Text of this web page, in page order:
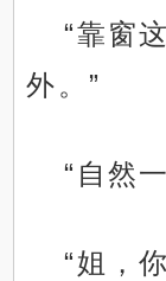
“靠窗
外。”
“自然
“姐，